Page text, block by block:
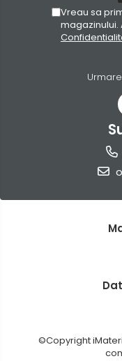
Vreau sa
magazinului.
©Copyright